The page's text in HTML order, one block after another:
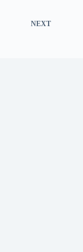
NEXT